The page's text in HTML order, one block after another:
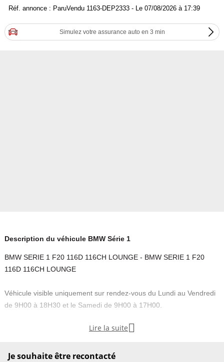
Réf. annonce : ParuVendu 1163-DEP2333 - Le 07/08/2026 à 17:39
Simulez votre assurance auto en 3 min
Description du véhicule BMW Série 1
BMW SERIE 1 F20 116D 116CH LOUNGE - BMW SERIE 1 F20
116D 116CH LOUNGE
Véhicule visible uniquement sur rendez-vous du Lundi au Vendredi
de 9H00 à 18H30 et le Samedi de 9H00 à 17H00.
Contactez l'agence pour plus de renseignements et/ou afin de fixer
Lire la suite 
Je souhaite être recontacté